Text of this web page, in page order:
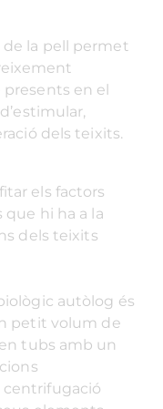
de la pell permet
en el
dels teixits.
els factors
hi ha a la
dels teixits
autòlog és
petit volum de
tubs amb un